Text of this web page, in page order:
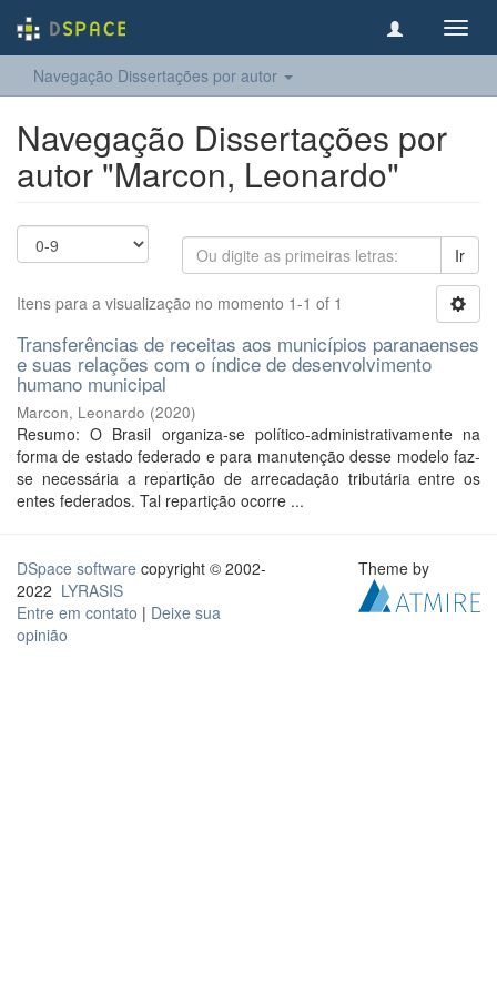
Navegação Dissertações por autor
Navegação Dissertações por
autor "Marcon, Leonardo"
Ir
Itens para a visualização no momento 1-1 of 1
Transferências de receitas aos municípios paranaenses
e suas relações com o índice de desenvolvimento
humano municipal
Marcon, Leonardo (2020)
Resumo: O Brasil organiza-se político-administrativamente na
forma de estado federado e para manutenção desse modelo faz-
se necessária a repartição de arrecadação tributária entre os
entes federados. Tal repartição ocorre ...
DSpace software copyright © 2002-
2022 LYRASIS
Entre em contato | Deixe sua
opinião
Theme by